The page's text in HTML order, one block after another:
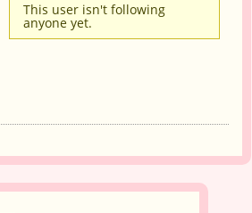
This user isn't following
anyone yet.